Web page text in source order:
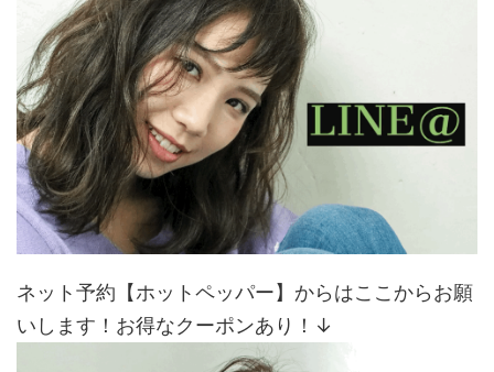
ネット予約【ホットペッパー】からはここからお願
いします！お得なクーポンあり！↓